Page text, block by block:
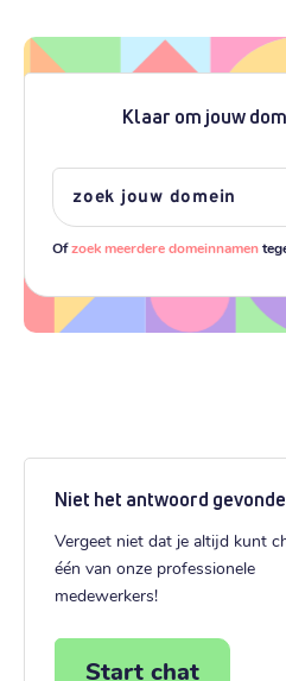
Klaar om jouw
Ofzoek meerdere domeinnamen
Niet het antwoord
Vergeet niet dat je altijd kunt
één van onze professionele
medewerkers!
Start chat